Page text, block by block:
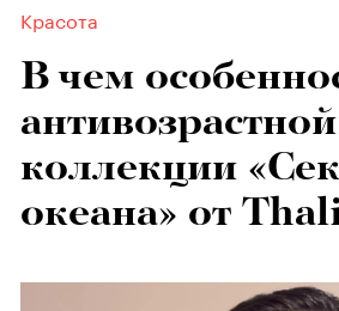
Красота
В чем
антивозрастной
коллекции
океана» от